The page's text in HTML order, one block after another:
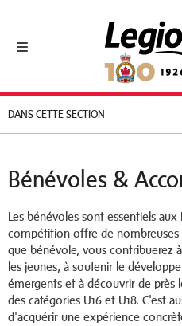
Toggle navigation
Royal
DANS CETTE SECTION
Bénévoles &
Les bénévoles sont essentiels
compétition offre de nombreuses
que bénévole, vous contribuerez
les jeunes, à soutenir le
émergents et à découvrir de près
des catégories U16 et U18. C'est
d'acquérir une expérience